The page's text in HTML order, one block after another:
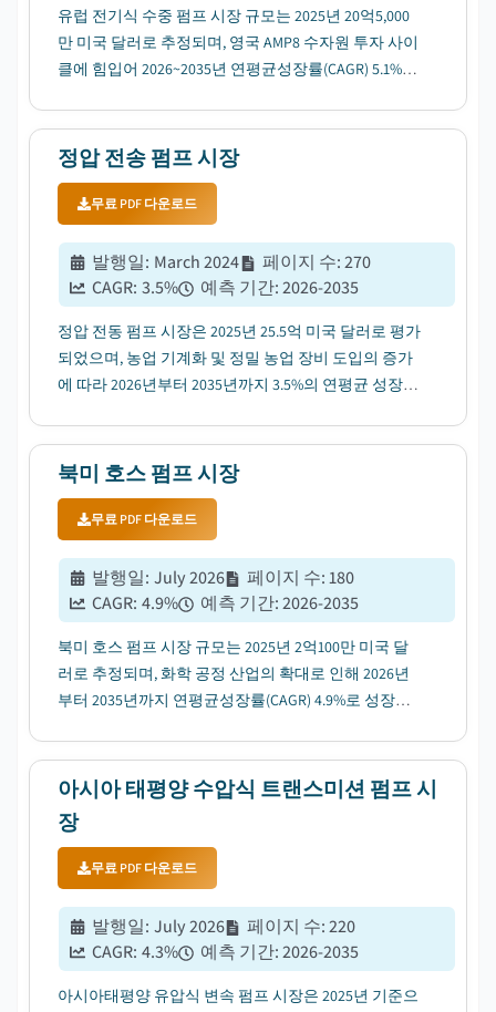
유럽 전기식 수중 펌프 시장 규모는 2025년 20억5,000
만 미국 달러로 추정되며, 영국 AMP8 수자원 투자 사이
클에 힘입어 2026~2035년 연평균성장률(CAGR) 5.1%로
정압 전송 펌프 시장
무료 PDF 다운로드
발행일: March 2024 페이지 수:270
CAGR: 3.5% 예측 기간:2026-2035
정압 전동 펌프 시장은 2025년 25.5억 미국 달러로 평가
되었으며, 농업 기계화 및 정밀 농업 장비 도입의 증가
에 따라 2026년부터 2035년까지 3.5%의 연평균 성장률
북미 호스 펌프 시장
무료 PDF 다운로드
발행일: July 2026 페이지 수:180
CAGR: 4.9% 예측 기간:2026-2035
북미 호스 펌프 시장 규모는 2025년 2억100만 미국 달
러로 추정되며, 화학 공정 산업의 확대로 인해 2026년
부터 2035년까지 연평균성장률(CAGR) 4.9%로 성장할
아시아 태평양 수압식 트랜스미션 펌프 시
장
무료 PDF 다운로드
발행일: July 2026 페이지 수:220
CAGR: 4.3% 예측 기간:2026-2035
아시아태평양 유압식 변속 펌프 시장은 2025년 기준으